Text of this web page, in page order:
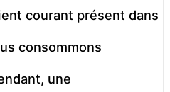
courant présent dans
consommons
une